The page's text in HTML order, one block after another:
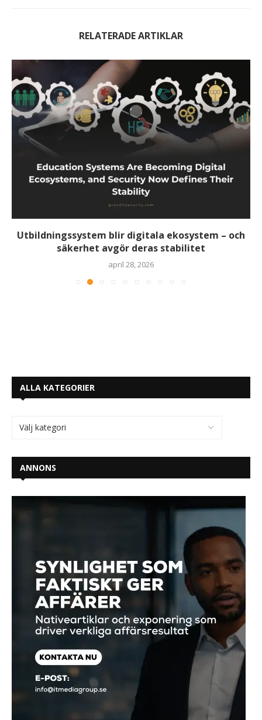
RELATERADE ARTIKLAR
Utbildningssystem blir digitala ekosystem – och
säkerhet avgör deras stabilitet
april 28, 2026
ALLA KATEGORIER
ANNONS